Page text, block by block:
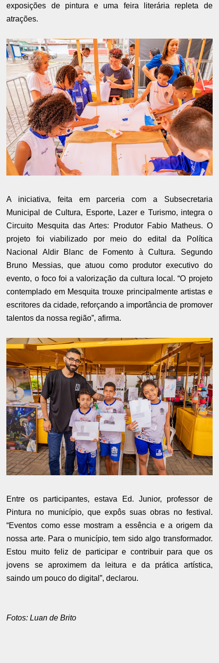
exposições de pintura e uma feira literária repleta de
atrações.
A iniciativa, feita em parceria com a Subsecretaria
Municipal de Cultura, Esporte, Lazer e Turismo, integra o
Circuito Mesquita das Artes: Produtor Fabio Matheus. O
projeto foi viabilizado por meio do edital da Política
Nacional Aldir Blanc de Fomento à Cultura. Segundo
Bruno Messias, que atuou como produtor executivo do
evento, o foco foi a valorização da cultura local. “O projeto
contemplado em Mesquita trouxe principalmente artistas e
escritores da cidade, reforçando a importância de promover
talentos da nossa região”, afirma.
Entre os participantes, estava Ed. Junior, professor de
Pintura no município, que expôs suas obras no festival.
“Eventos como esse mostram a essência e a origem da
nossa arte. Para o município, tem sido algo transformador.
Estou muito feliz de participar e contribuir para que os
jovens se aproximem da leitura e da prática artística,
saindo um pouco do digital”, declarou.
Fotos: Luan de Brito